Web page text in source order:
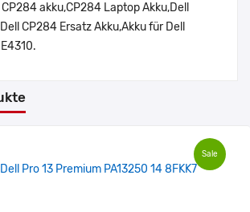
akku,CP284 Laptop Akku,Dell
CP284 Ersatz Akku,Akku für Dell
Sale
Pro 13 Premium PA13250 14 8FKK7